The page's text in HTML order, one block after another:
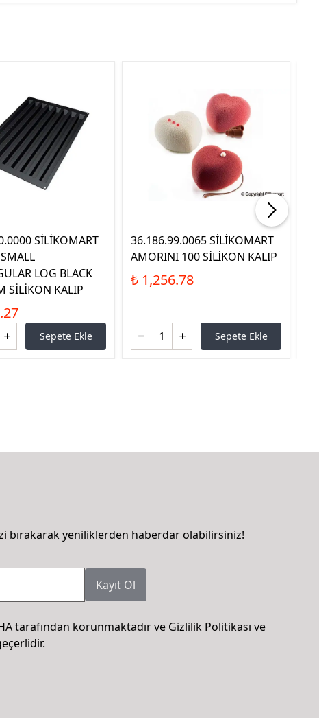
SİLİKOMART
LOG BLACK
SİLİKON KALIP
Sepete Ekle
36.186.99.0065 SİLİKOMART
AMORINI 100 SİLİKON KALIP
₺ 1,256.78
Sepete Ekle
bırakarak yeniliklerden haberdar olabilirsiniz!
Kayıt Ol
tarafından korunmaktadır ve Gizlilik Politikası ve